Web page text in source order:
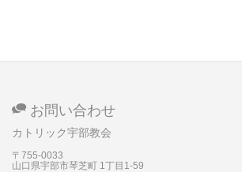
お問い合わせ
カトリック宇部教会
〒755-0033
山口県宇部市琴芝町 1丁目1-59